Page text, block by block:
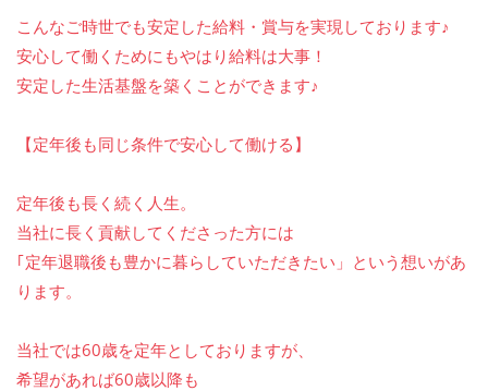
こんなご時世でも安定した給料・賞与を実現しております♪
安心して働くためにもやはり給料は大事！
安定した生活基盤を築くことができます♪
【定年後も同じ条件で安心して働ける】
定年後も長く続く人生。
当社に長く貢献してくださった方には
｢定年退職後も豊かに暮らしていただきたい」という想いがあ
ります。
当社では60歳を定年としておりますが、
希望があれば60歳以降も